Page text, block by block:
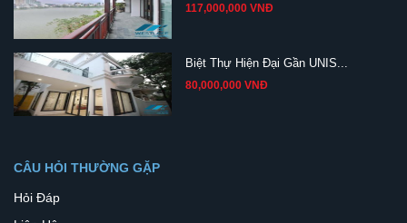
117,000,000 VNĐ
Biệt Thự Hiện Đại Gần UNIS...
80,000,000 VNĐ
CÂU HỎI THƯỜNG GẶP
Hỏi Đáp